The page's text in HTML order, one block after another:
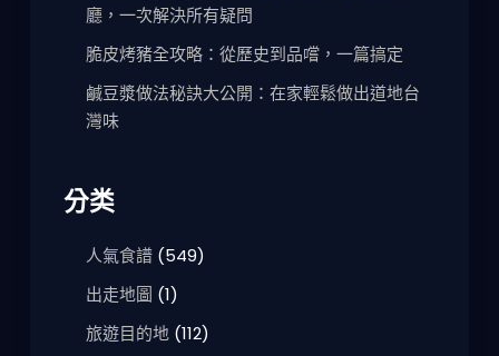
廳，一次解決所有疑問
脆皮烤豬全攻略：從歷史到品嚐，一篇搞定
鹹豆漿做法秘訣大公開：在家輕鬆做出道地台
灣味
分类
人氣食譜(549)
出走地圖 (1)
旅遊目的地(112)